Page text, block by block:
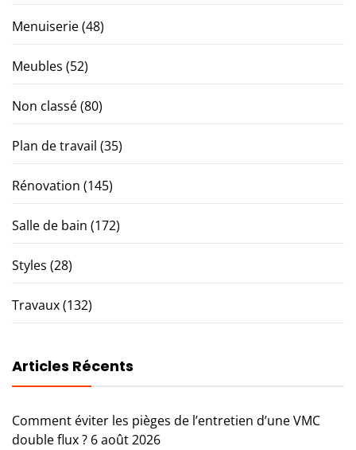
Menuiserie(48)
Meubles (52)
Non classé(80)
Plan de travail (35)
Rénovation (145)
Salle de bain (172)
Styles (28)
Travaux(132)
Articles Récents
Comment éviter les pièges de l’entretien d’une VMC
double flux ? 6 août 2026